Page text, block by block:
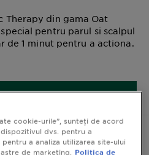
Therapy din gama Oat
pentru parul si scalpul
de 1 minut pentru a actiona.
ACUM
cookie-urile”, sunteți de acord
dvs. pentru a
a analiza utilizarea site-ului
de marketing.
Politica de